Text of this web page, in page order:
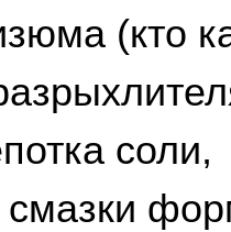
(кто
соли,
смазки